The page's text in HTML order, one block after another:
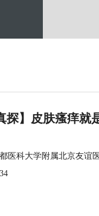
探】皮肤瘙痒
医科大学附属北京友谊